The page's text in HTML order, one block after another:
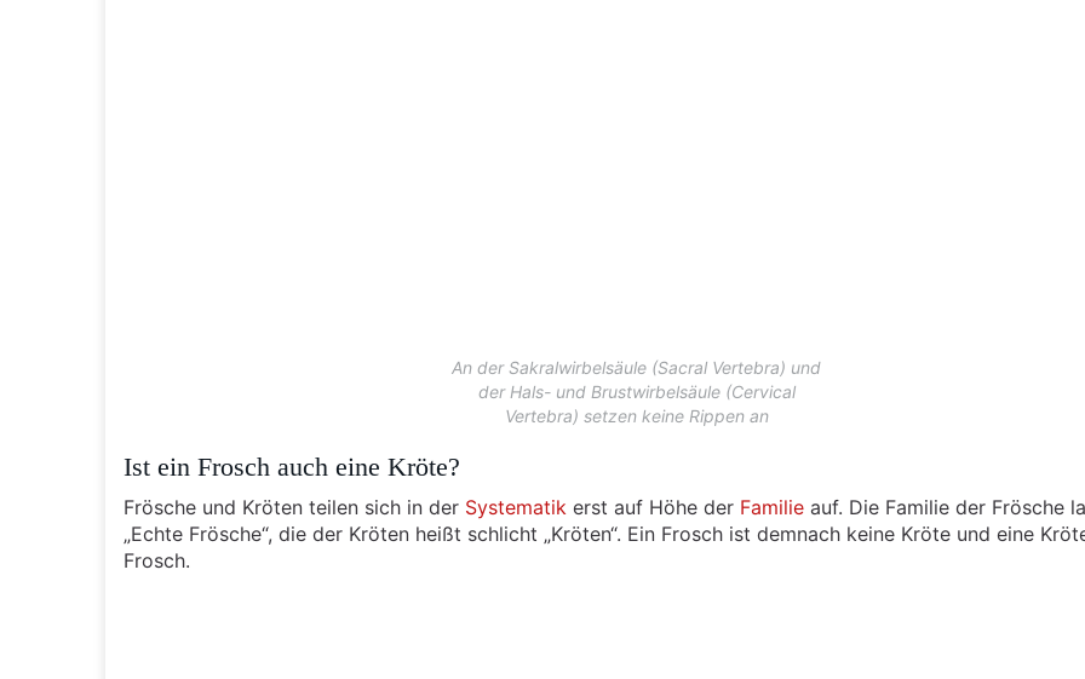
An der Sakralwirbelsäule (Sacral Vertebra) und
der Hals- und Brustwirbelsäule (Cervical
Vertebra) setzen keine Rippen an
Ist ein Frosch auch eine Kröte?
Frösche und Kröten teilen sich in der Systematik erst auf Höhe der Familie auf. Die Familie der Frösche
„Echte Frösche“, die der Kröten heißt schlicht „Kröten“. Ein Frosch ist demnach keine Kröte und eine
Frosch.